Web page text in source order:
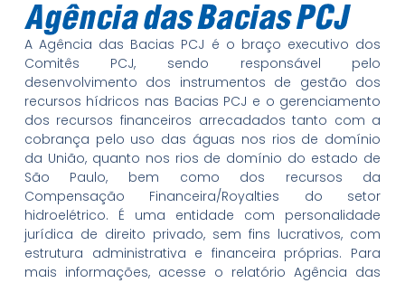
A Agência das Bacias PCJ é o braço executivo dos
Comitês PCJ, sendo responsável pelo
desenvolvimento dos instrumentos de gestão dos
recursos hídricos nas Bacias PCJ e o gerenciamento
dos recursos financeiros arrecadados tanto com a
cobrança pelo uso das águas nos rios de domínio
da União, quanto nos rios de domínio do estado de
São Paulo, bem como dos recursos da
Compensação Financeira/Royalties do setor
hidroelétrico. É uma entidade com personalidade
jurídica de direito privado, sem fins lucrativos, com
estrutura administrativa e financeira próprias. Para
mais informações, acesse o relatório Agência das